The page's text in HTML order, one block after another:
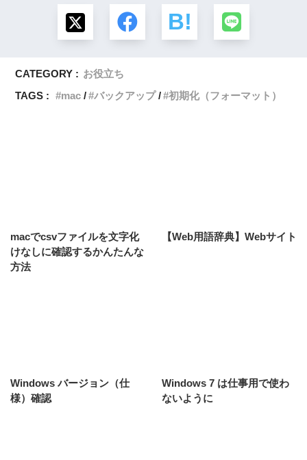
CATEGORY : お役立ち
TAGS :
mac バックアップ 初期化（フォーマット）
macでcsvファイルを文字化
けなしに確認するかんたんな
方法
【Web用語辞典】Webサイト
Windows バージョン（仕
様）確認
Windows 7 は仕事用で使わ
ないように